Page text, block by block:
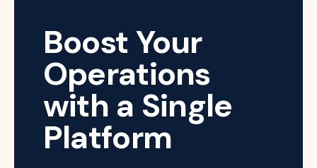
Boost Your
Operations
with a Single
Platform